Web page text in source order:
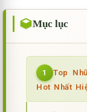
Mục lục
1
Top
Hot Nhất